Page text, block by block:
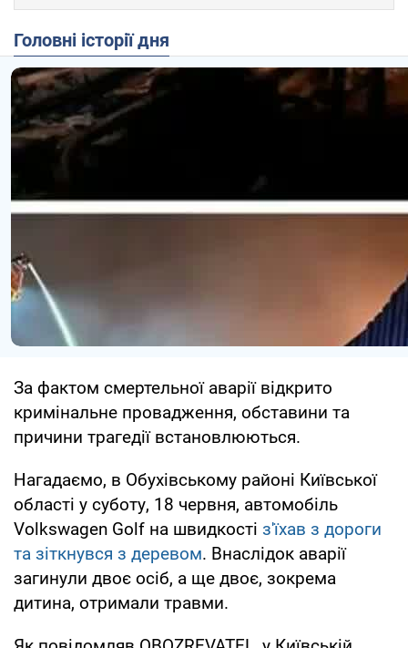
Головні історії дня
За фактом смертельної аварії відкрито
кримінальне провадження, обставини та
причини трагедії встановлюються.
Нагадаємо, в Обухівському районі Київської
області у суботу, 18 червня, автомобіль
Volkswagen Golf на швидкості з'їхав з дороги
та зіткнувся з деревом. Внаслідок аварії
загинули двоє осіб, а ще двоє, зокрема
дитина, отримали травми.